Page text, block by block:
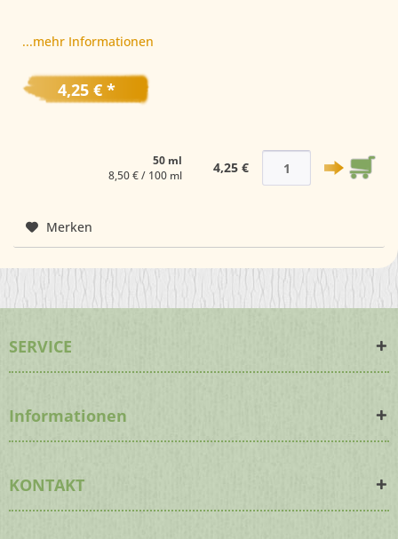
...mehr Informationen
4,25 € *
50 ml
8,50 € / 100 ml
4,25 €
Merken
SERVICE
Informationen
KONTAKT